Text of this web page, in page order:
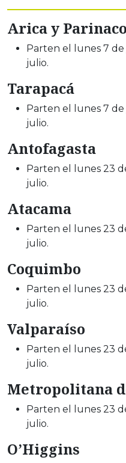
Arica y
Parten el lunes 7
julio.
Tarapacá
Parten el lunes 7
julio.
Antofagasta
Parten el lunes 23
julio.
Atacama
Parten el lunes 23
julio.
Coquimbo
Parten el lunes 23
julio.
Valparaíso
Parten el lunes 23
julio.
Metropolitana
Parten el lunes 23
julio.
O’Higgins